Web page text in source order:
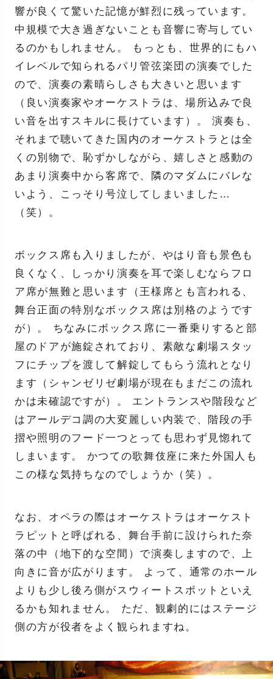
響が良くて驚いた記憶が鮮烈に残っています。
中規模で大き過ぎないことも音響に寄与してい
るのかもしれません。 もっとも、世界的にもハ
イレベルで知られるパリ管弦楽団の演奏でした
ので、演奏の素晴らしさも大きいと思います
（良い演奏家やオーケストラは、場所込みで良
い音を出すスキルに長けています）。 演奏も、
それまで聴いてきた国内のオーケストラとは全
くの別物で、恥ずかしながら、嬉しさと感動の
あまり演奏中から客席で、隣のマダムにバレな
いよう、こっそり号泣してしまいました…
（笑）。
ボックス席も入りましたが、やはり音も景色も
良くなく、しっかり演奏を耳で楽しむならフロ
ア席が無難と思います（王様席とも言われる、
舞台正面の特別なボックス席は別格のようです
が）。 ちなみにボックス席に一番乗りすると部
屋のドアが施錠されており、素敵な劇場スタッ
フにチップを渡して解錠してもらう流れとなり
ます（シャンゼリゼ劇場が現在もまだこの流れ
かは未確認ですが）。 エントランスや階段など
はアールデコ調の大変麗しい内装で、階段の手
摺や照明のフード一つとっても思わず見惚れて
しまいます。 かつての歌舞伎座に来た外国人も
この様な気持ちなのでしょうか（笑）。
なお、オペラの際はオーケストラはオーケスト
ラピットと呼ばれる、舞台手前に設けられた奈
落の中（地下的な空間）で演奏しますので、上
向きに音が広がります。 よって、通常のホール
よりも少し後ろ側がスウィートスポットといえ
るかも知れません。 ただ、観劇的にはステージ
側の方が役者をよく観られますね。